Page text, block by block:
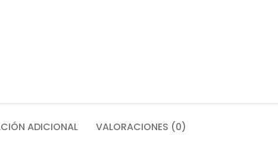
ADICIONAL VALORACIONES (0)